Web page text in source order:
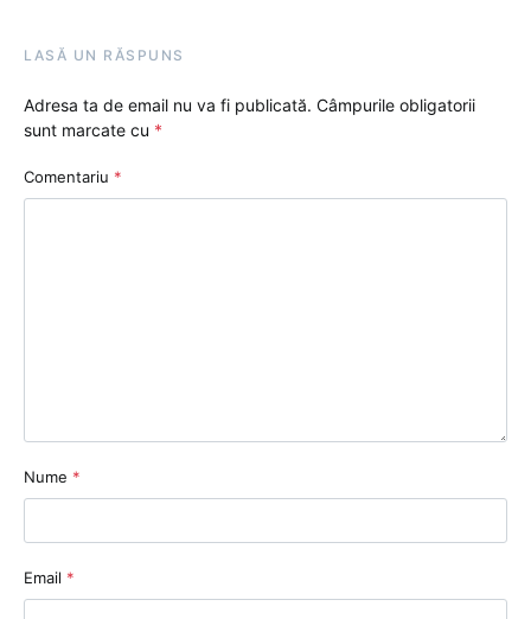
LASĂ UN RĂSPUNS
Adresa ta de email nu va fi publicată. Câmpurile obligatorii
sunt marcate cu *
Comentariu *
Nume *
Email *